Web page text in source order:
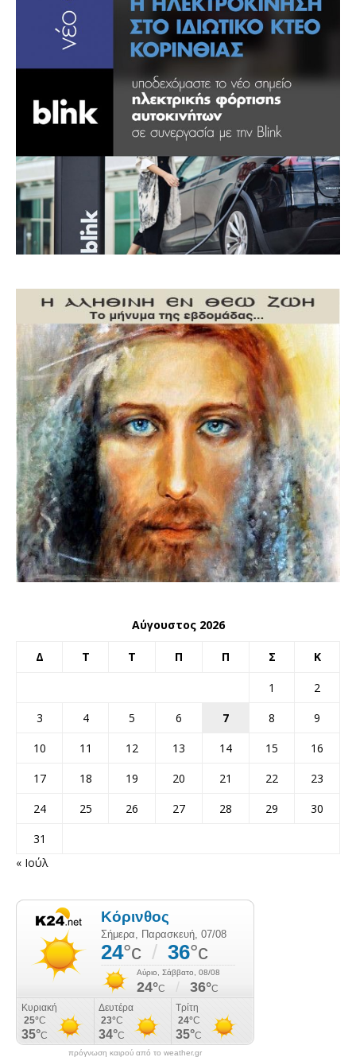
Αύγουστος 2026
Δ Τ Τ Π Π Σ Κ
1
2
3
4 5 6 7 8
9
10
11 12 13 14 15
16
17
18 19 20 21 22
23
24
25 26 27 28 29
30
31
« Ιούλ
πρόγνωση καιρού από το weather.gr